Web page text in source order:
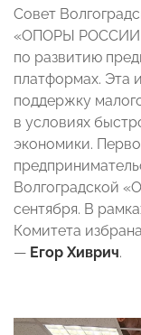
Совет
«ОПОРЫ РОССИИ»
по развитию
платформах. Эта
поддержку
в условиях
экономики.
Волгоградской
сентября. В
Комитета избрана
— Егор Хиврич.